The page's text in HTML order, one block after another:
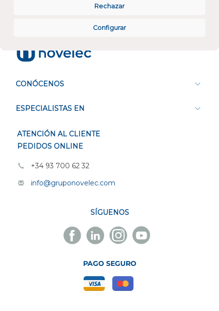
Configurar
Rechazar
Atención al cliente
CONÓCENOS
ESPECIALISTAS EN
ATENCIÓN AL CLIENTE
PEDIDOS ONLINE
+34 93 700 62 32
info@gruponovelec.com
SÍGUENOS
Facebook
Novelec
Linkedin
Novelec
Instagram
Novelec
Youtube
Novelec
PAGO SEGURO